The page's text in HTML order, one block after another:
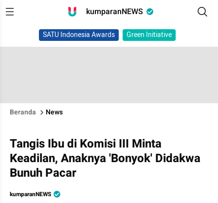
kumparanNEWS
SATU Indonesia Awards Green Initiative
Beranda News
Tangis Ibu di Komisi III Minta
Keadilan, Anaknya 'Bonyok' Didakwa
Bunuh Pacar
kumparanNEWS